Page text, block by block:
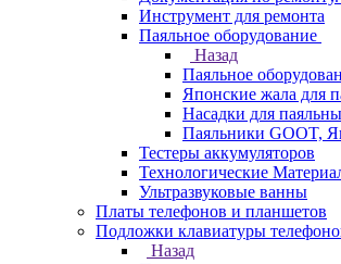
Инструмент для ремонта
Паяльное оборудование
Назад
Паяльное
Японские жала для
Насадки для
Паяльники GOOT,
Тестеры аккумуляторов
Технологические
Ультразвуковые ванны
Платы телефонов и планшетов
Подложки клавиатуры
Назад